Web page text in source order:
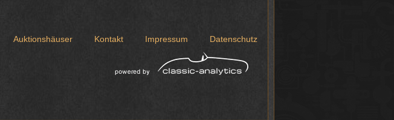
Auktionshäuser Kontakt Impressum Datenschutz